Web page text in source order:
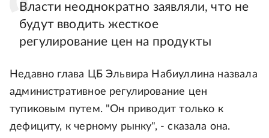
Власти неоднократно заявляли, что не
будут вводить жесткое
регулирование цен на продукты
Недавно глава ЦБ Эльвира Набиуллина назвала
административное регулирование цен
тупиковым путем. "Он приводит только к
дефициту, к черному рынку", - сказала она.